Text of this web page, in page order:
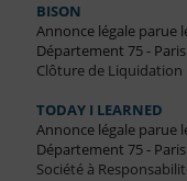
BISON
Annonce légale parue
Département 75 - Paris
Clôture de Liquidation
TODAY I LEARNED
Annonce légale parue
Département 75 - Paris
Société à